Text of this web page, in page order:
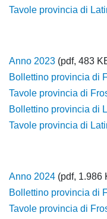
Tavole provincia di
Anno 2023 (pdf, 483
Bollettino provincia di
Tavole provincia di
Bollettino provincia di
Tavole provincia di
Anno 2024 (pdf, 1.986
Bollettino provincia di
Tavole provincia di